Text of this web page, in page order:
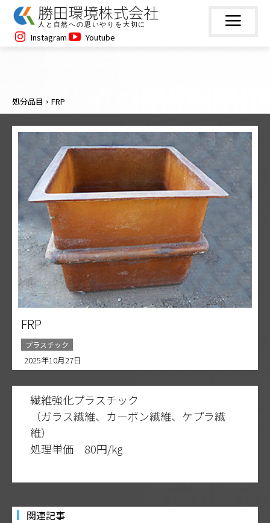
勝田環境株式会社
人と自然への思いやりを大切に
Instagram Youtube
処分品目 FRP
FRP
プラスチック
2025年10月27日
繊維強化プラスチック
（ガラス繊維、カーボン繊維、ケプラ繊
維）
処理単価 80円/kg
関連記事